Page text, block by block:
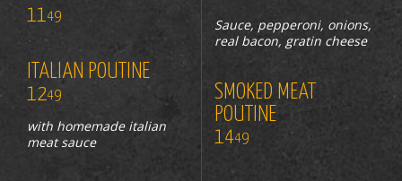
1149
ITALIAN POUTINE
1249
with homemade italian
meat sauce
Sauce, pepperoni, onions,
real bacon, gratin cheese
SMOKED MEAT
POUTINE
1449